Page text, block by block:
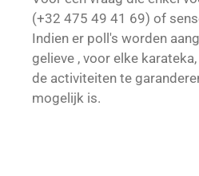
(+32 475 49 41 69) of
Indien er poll's worden
gelieve , voor elke
de activiteiten te
mogelijk is.